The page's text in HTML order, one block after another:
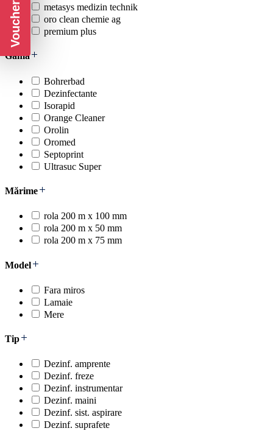
metasys medizin technik
oro clean chemie ag
premium plus
Gamă
Bohrerbad
Dezinfectante
Isorapid
Orange Cleaner
Orolin
Oromed
Septoprint
Ultrasuc Super
Mărime
rola 200 m x 100 mm
rola 200 m x 50 mm
rola 200 m x 75 mm
Model
Fara miros
Lamaie
Mere
Tip
Dezinf. amprente
Dezinf. freze
Dezinf. instrumentar
Dezinf. maini
Dezinf. sist. aspirare
Dezinf. suprafete